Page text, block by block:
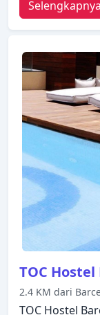
tamu dengan
tempat parkir
Bersantailah
beberapa
televisi layar
penghangat
renang luar
kepuasan
dan
selama
Selengkapnya
TOC
2.4 KM dari
TOC Hostel